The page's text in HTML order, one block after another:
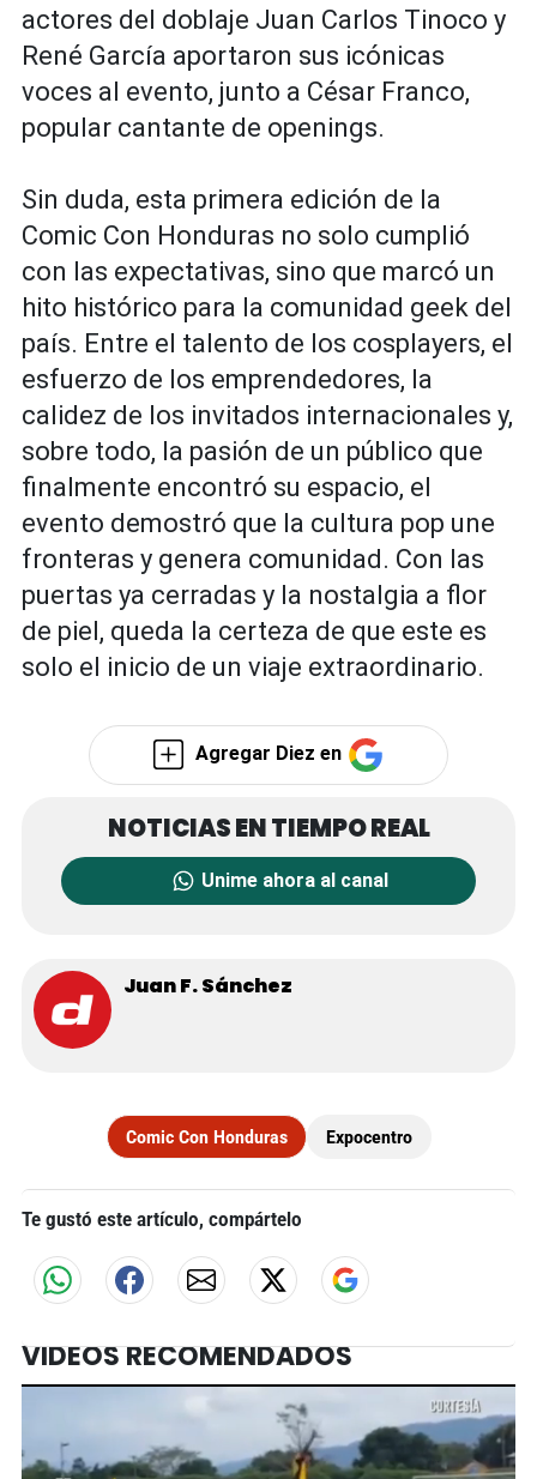
actores del doblaje Juan Carlos Tinoco y
René García aportaron sus icónicas
voces al evento, junto a César Franco,
popular cantante de openings.
Sin duda, esta primera edición de la
Comic Con Honduras no solo cumplió
con las expectativas, sino que marcó un
hito histórico para la comunidad geek del
país. Entre el talento de los cosplayers, el
esfuerzo de los emprendedores, la
calidez de los invitados internacionales y,
sobre todo, la pasión de un público que
finalmente encontró su espacio, el
evento demostró que la cultura pop une
fronteras y genera comunidad. Con las
puertas ya cerradas y la nostalgia a flor
de piel, queda la certeza de que este es
solo el inicio de un viaje extraordinario.
Agregar Diez en
Unime ahora al canal
Juan F. Sánchez
Comic Con Honduras Expocentro
Te gustó este artículo, compártelo
VIDEOS RECOMENDADOS